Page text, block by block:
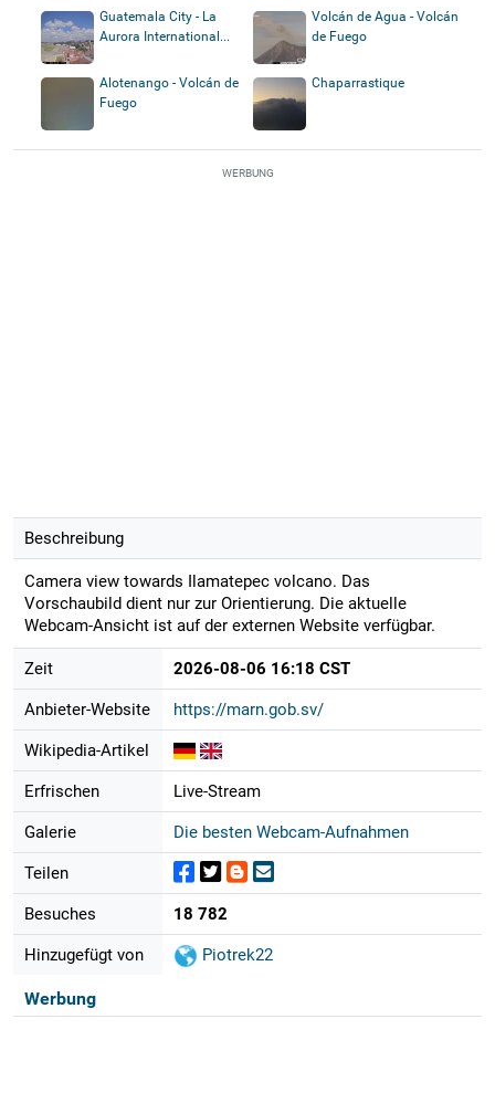
Guatemala City - La
Aurora International...
Volcán de Agua - Volcán
de Fuego
Alotenango - Volcán de
Fuego
Chaparrastique
WERBUNG
Beschreibung
Camera view towards Ilamatepec volcano. Das
Vorschaubild dient nur zur Orientierung. Die aktuelle
Webcam-Ansicht ist auf der externen Website verfügbar.
Zeit 2026-08-06 16:18 CST
Anbieter-Website https://marn.gob.sv/
Wikipedia-Artikel
Erfrischen Live-Stream
Galerie Die besten Webcam-Aufnahmen
Teilen
Besuches 18 782
Hinzugefügt von Piotrek22
Werbung